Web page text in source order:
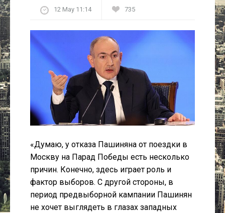
Литература
Актуально
Контакты
12 May 11:14 735
«Думаю, у отказа Пашиняна от поездки в
Москву на Парад Победы есть несколько
причин. Конечно, здесь играет роль и
фактор выборов. С другой стороны, в
период предвыборной кампании Пашинян
не хочет выглядеть в глазах западных